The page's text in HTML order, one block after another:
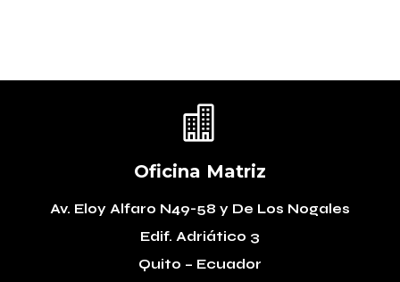

Oficina Matriz
Av. Eloy Alfaro N49-58 y De Los Nogales
Edif. Adriático 3
Quito – Ecuador